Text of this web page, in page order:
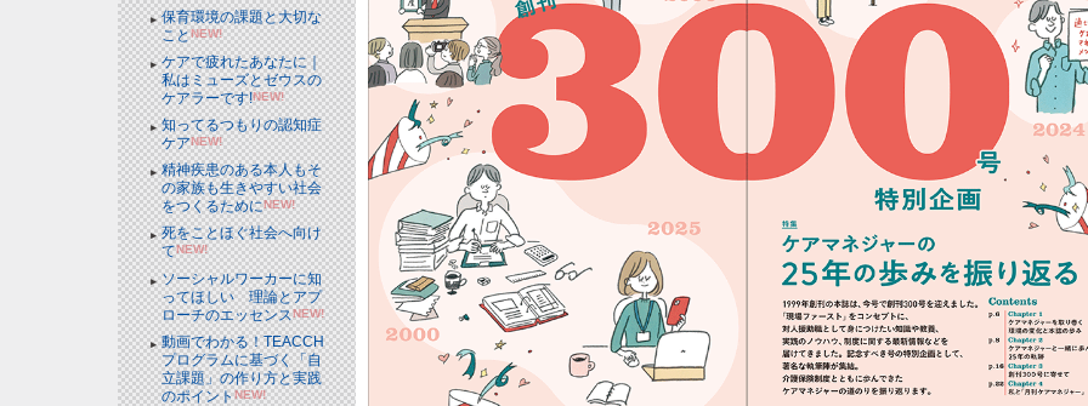
保育環境の課題と大切な
ことNEW!
ケアで疲れたあなたに｜
私はミューズとゼウスの
ケアラーです!NEW!
知ってるつもりの認知症
ケアNEW!
精神疾患のある本人もそ
の家族も生きやすい社会
をつくるためにNEW!
死をことほぐ社会へ向け
てNEW!
ソーシャルワーカーに知
ってほしい 理論とアプ
ローチのエッセンスNEW!
動画でわかる！TEACCH
プログラムに基づく「自
立課題」の作り方と実践
のポイントNEW!